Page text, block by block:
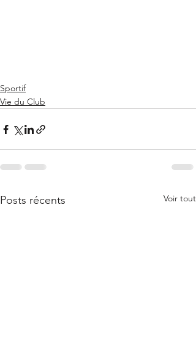
Sportif
Vie du Club
Posts récents Voir tout